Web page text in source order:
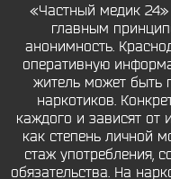
«Частный медик
главным
анонимность.
оперативную
житель может быть
наркотиков.
каждого и зависят от
как степень личной
стаж употребления,
обязательства. На